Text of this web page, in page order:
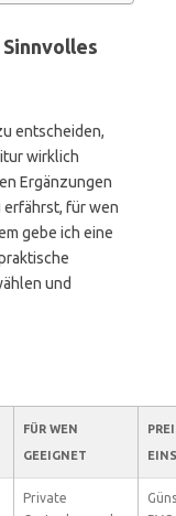
entscheiden,
wirklich
Ergänzungen
erfährst, für wen
gebe ich eine
und
FÜR WEN
GEEIGNET
Private